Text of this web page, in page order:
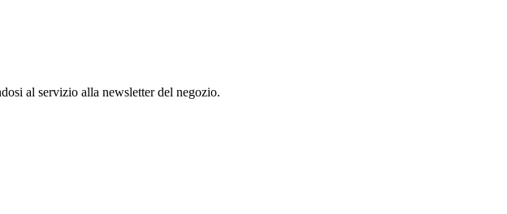
al servizio alla newsletter del negozio.